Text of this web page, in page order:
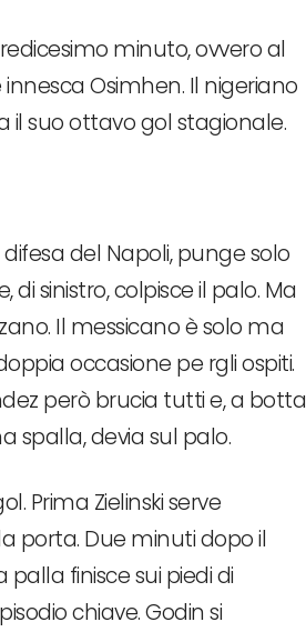
minuto, ovvero al
Osimhen. Il nigeriano
il suo ottavo gol stagionale.
del Napoli, punge solo
sinistro, colpisce il palo. Ma
Il messicano è solo ma
occasione pe rgli ospiti.
però brucia tutti e, a botta
spalla, devia sul palo.
Prima Zielinski serve
porta. Due minuti dopo il
finisce sui piedi di
chiave. Godin si